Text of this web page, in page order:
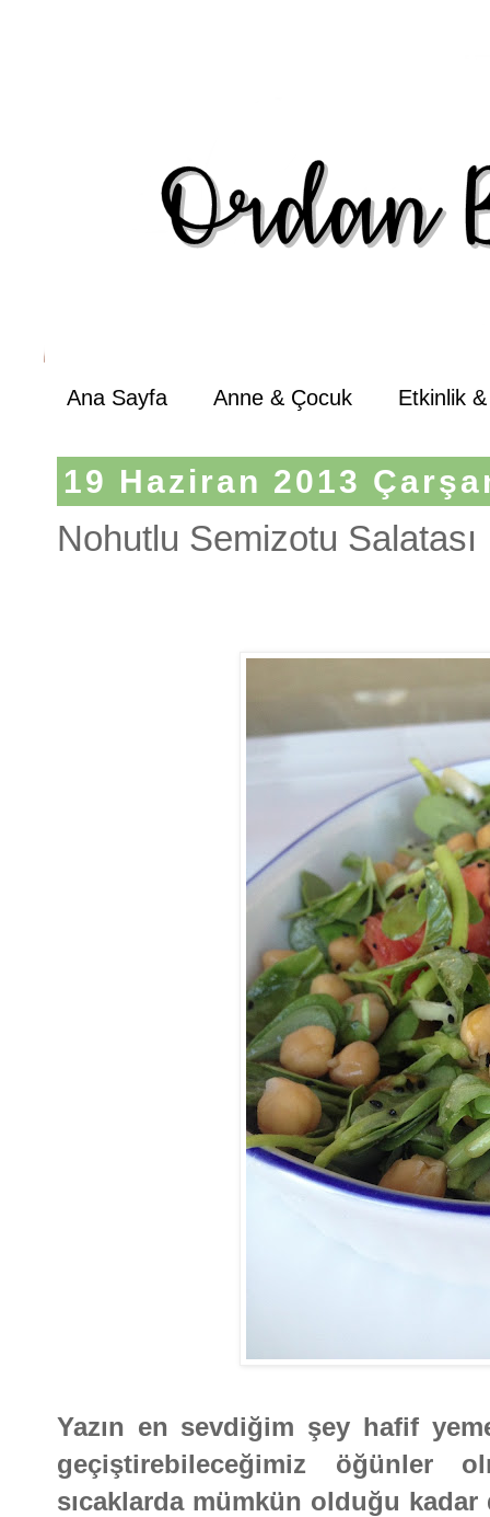
Ana Sayfa Anne & Çocuk Etkinlik
19 Haziran 2013
Nohutlu Semizotu Salatası
Yazın en sevdiğim şey hafif
geçiştirebileceğimiz öğünler
sıcaklarda mümkün olduğu